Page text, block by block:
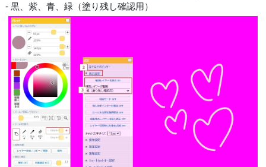
- 黒、紫、青、緑（塗り残し確認用）